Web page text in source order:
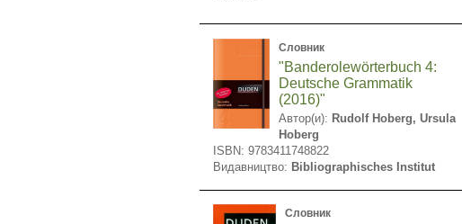
Словник
"Banderolewörterbuch 4:
Deutsche Grammatik
(2016)"
Автор(и): Rudolf Hoberg, Ursula
Hoberg
ISBN: 9783411748822
Видавництво: Bibliographisches Institut
Словник